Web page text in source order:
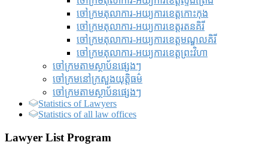
ចៅក្រមតុលាការ-អយ្យការខេត្តកោះកុង
ចៅក្រមតុលាការ-អយ្យការខេត្តរតនគិរី
ចៅក្រមតុលាការ-អយ្យការខេត្តមណ្ឌលគិរី
ចៅក្រមតុលាការ-អយ្យការខេត្តព្រះវិហា
ចៅក្រមតាមស្ថាប័នផ្សេងៗ
ចៅក្រមនៅក្រសួងយុត្តិធម៌
ចៅក្រមតាមស្ថាប័នផ្សេងៗ
Statistics of Lawyers
Statistics of all law offices
Lawyer List Program